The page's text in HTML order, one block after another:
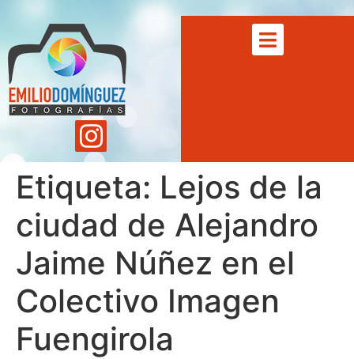
Etiqueta: Lejos de la
ciudad de Alejandro
Jaime Núñez en el
Colectivo Imagen
Fuengirola